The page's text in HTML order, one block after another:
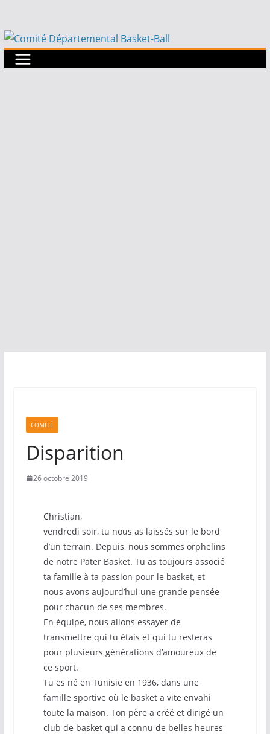
au
contenu
COMITÉ
Disparition
26 octobre 2019
Christian,
vendredi soir, tu nous as laissés sur le bord
d’un terrain. Depuis, nous sommes orphelins
de notre Pater Basket. Tu as toujours associé
ta famille à ta passion pour le basket, et
nous avons aujourd’hui une grande pensée
pour chacun de ses membres.
En équipe, nous allons essayer de
transmettre qui tu étais et qui tu resteras
pour plusieurs générations d’amoureux de
ce sport.
Tu es né en Tunisie en 1936, dans une
famille sportive où le basket a vite envahi
toute la maison. Ton père a créé et dirigé un
club de basket qui a connu de belles heures